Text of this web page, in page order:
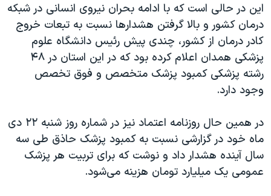
این در حالی است که با ادامه بحران نیروی انسانی در شبکه
درمان کشور و بالا گرفتن هشدارها نسبت به تبعات خروج
کادر درمان از کشور، چندی پیش رئیس دانشگاه علوم
پزشکی همدان اعلام کرده بود که در این استان در ۴۸
رشته پزشکی کمبود پزشک متخصص و فوق تخصص
وجود دارد.
در همین حال روزنامه اعتماد نیز در شماره روز شنبه ۲۲ دی
ماه خود در گزارشی نسبت به کمبود پزشک حاذق طی سه
سال آینده هشدار داد و نوشت که برای تربیت هر پزشک
عمومی یک میلیارد تومان هزینه می‌شود.